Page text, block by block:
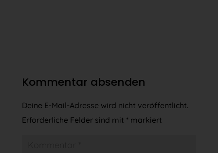
Kommentar absenden
Deine E-Mail-Adresse wird nicht veröffentlicht.
Erforderliche Felder sind mit *markiert